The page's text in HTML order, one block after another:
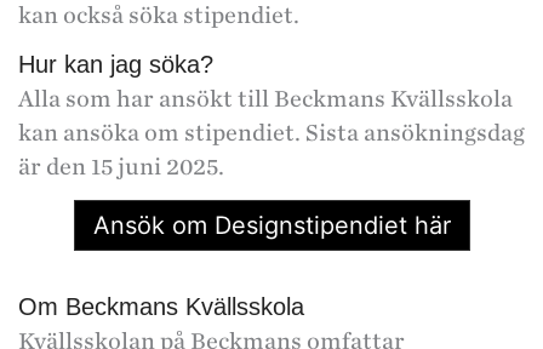
kan också söka stipendiet.
Hur kan jag söka?
Alla som har ansökt till Beckmans Kvällsskola
kan ansöka om stipendiet. Sista ansökningsdag
är den 15 juni 2025.
Ansök om Designstipendiet här
Om Beckmans Kvällsskola
Kvällsskolan på Beckmans omfattar